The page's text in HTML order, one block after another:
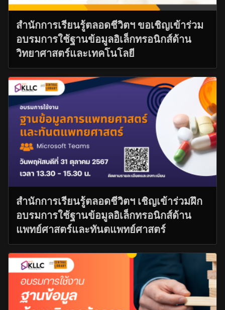
สำนักการเรียนรู้ตลอดชีวิตฯ ขอเชิญเข้าร่วม
อบรมการใช้ฐานข้อมูลอิเล็กทรอนิกส์ด้าน
วิทยาศาสตร์และเทคโนโลยี
สำนักการเรียนรู้ตลอดชีวิตฯ เชิญเข้าร่วมฝึก
อบรมการใช้ฐานข้อมูลอิเล็กทรอนิกส์ด้าน
แพทย์ศาสตร์และทันตแพทย์ศาสตร์